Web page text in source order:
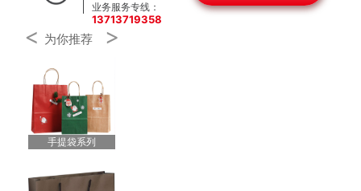
业务服务专线：
13713719358
< 为你推荐 >
手提袋系列